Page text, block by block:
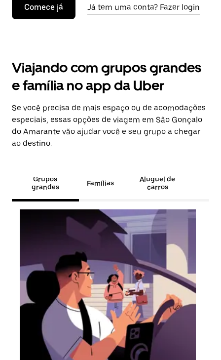
Comece já Já tem uma conta? Fazer login
Viajando com grupos grandes
e família no app da Uber
Se você precisa de mais espaço ou de acomodações
especiais, essas opções de viagem em São Gonçalo
do Amarante vão ajudar você e seu grupo a chegar
ao destino.
Grupos
grandes
Famílias
Aluguel de
carros